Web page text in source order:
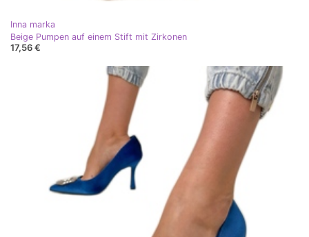
Inna marka
Beige Pumpen auf einem Stift mit Zirkonen
17,56 €